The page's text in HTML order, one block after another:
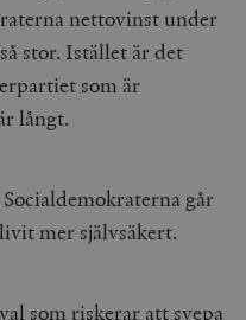
nettovinst under
stor. Istället är det
som är
långt.
går
mer självsäkert.
som riskerar att svepa
timbro.se